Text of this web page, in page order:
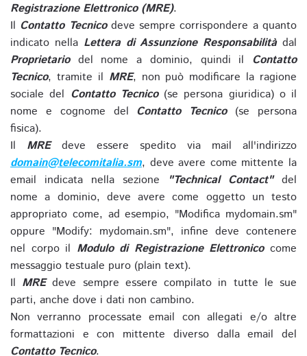
Registrazione Elettronico (MRE).
Il Contatto Tecnicodeve sempre corrispondere a quanto
indicato nella Lettera di Assunzione Responsabilitàdal
Proprietariodel nome a dominio, quindi il Contatto
Tecnico, tramite il MRE, non può modificare la ragione
sociale del Contatto Tecnico(se persona giuridica) o il
nome e cognome del Contatto Tecnico(se persona
fisica).
Il MREdeve essere spedito via mail all'indirizzo
domain@telecomitalia.sm, deve avere come mittente la
email indicata nella sezione
"Technical Contact"del
nome a dominio, deve avere come oggetto un testo
appropriato come, ad esempio, "Modifica mydomain.sm"
oppure "Modify: mydomain.sm", infine deve contenere
nel corpo il Modulo di Registrazione Elettronicocome
messaggio testuale puro (plain text).
Il MREdeve sempre essere compilato in tutte le sue
parti, anche dove i dati non cambino.
Non verranno processate email con allegati e/o altre
formattazioni e con mittente diverso dalla email del
Contatto Tecnico.